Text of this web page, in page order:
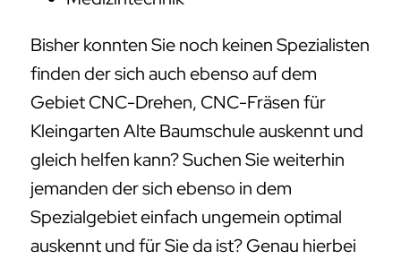
Bisher konnten Sie noch keinen Spezialisten
finden der sich auch ebenso auf dem
Gebiet CNC-Drehen, CNC-Fräsen für
Kleingarten Alte Baumschule auskennt und
gleich helfen kann? Suchen Sie weiterhin
jemanden der sich ebenso in dem
Spezialgebiet einfach ungemein optimal
auskennt und für Sie da ist? Genau hierbei